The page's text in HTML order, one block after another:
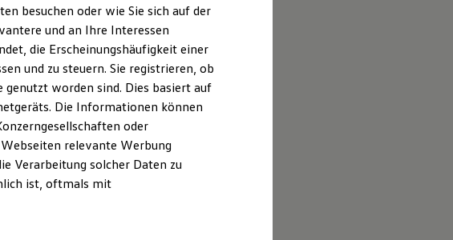
besuchen oder wie Sie sich auf der
und an Ihre Interessen
die Erscheinungshäufigkeit einer
und zu steuern. Sie registrieren, ob
worden sind. Dies basiert auf
Die Informationen können
oder
relevante Werbung
Verarbeitung solcher Daten zu
ist, oftmals mit